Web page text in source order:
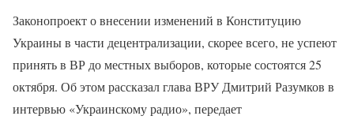
Законопроект о внесении изменений в Конституцию
Украины в части децентрализации, скорее всего, не успеют
принять в ВР до местных выборов, которые состоятся 25
октября. Об этом рассказал глава ВРУ Дмитрий Разумков в
интервью «Украинскому радио», передает